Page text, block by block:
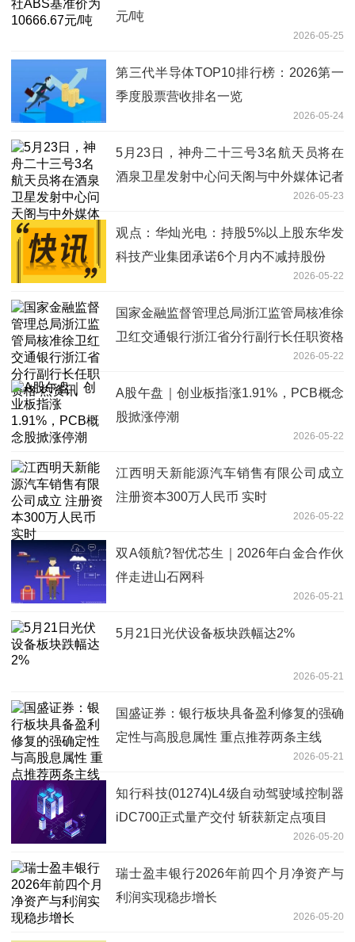
元/吨
2026-05-25
第三代半导体TOP10排行榜：2026第一
季度股票营收排名一览
2026-05-24
5月23日，神舟二十三号3名航天员将在
酒泉卫星发射中心问天阁与中外媒体记者
2026-05-23
观点：华灿光电：持股5%以上股东华发
科技产业集团承诺6个月内不减持股份
2026-05-22
国家金融监督管理总局浙江监管局核准徐
卫红交通银行浙江省分行副行长任职资格
2026-05-22
A股午盘｜创业板指涨1.91%，PCB概念
股掀涨停潮
2026-05-22
江西明天新能源汽车销售有限公司成立
注册资本300万人民币 实时
2026-05-22
双A领航?智优芯生｜2026年白金合作伙
伴走进山石网科
2026-05-21
5月21日光伏设备板块跌幅达2%
2026-05-21
国盛证券：银行板块具备盈利修复的强确
定性与高股息属性 重点推荐两条主线
2026-05-21
知行科技(01274)L4级自动驾驶域控制器
iDC700正式量产交付 斩获新定点项目
2026-05-20
瑞士盈丰银行2026年前四个月净资产与
利润实现稳步增长
2026-05-20